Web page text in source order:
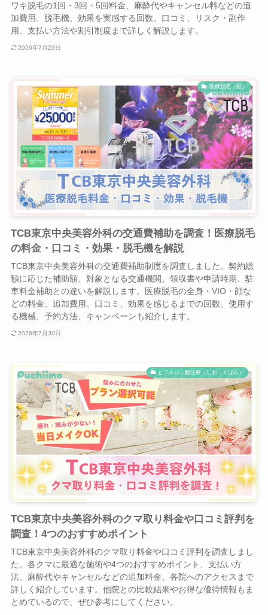
ワキ脱毛の1回・3回・5回料金、麻酔代やキャンセル料などの追
加費用、脱毛機、効果を実感する回数、口コミ、リスク・副作
用、支払い方法や割引制度まで詳しく解説します。
2026年7月23日
医療脱毛（顔）
TCB東京中央美容外科の交通費補助を調査！医療脱毛
の料金・口コミ・効果・脱毛機を解説
TCB東京中央美容外科の交通費補助制度を調査しました。契約総
額に応じた補助額、対象となる交通機関、領収書や申請時期、駐
車料金補助との違いを解説します。医療脱毛の全身・VIO・顔な
どの料金、追加費用、口コミ、効果を感じるまでの回数、使用す
る機械、予約方法、キャンペーンも紹介します。
2026年7月30日
ヒアルロン酸注射（しわ・くぼみ）
TCB東京中央美容外科のクマ取り料金や口コミ評判を
調査！4つのおすすめポイント
TCB東京中央美容外科のクマ取り料金や口コミ評判を調査しまし
た。各クマに最適な施術や4つのおすすめポイント、支払い方
法、麻酔代やキャンセルなどの追加料金、各院へのアクセスまで
詳しく紹介しています。他院との比較結果やお得な優待情報もま
とめているので、ぜひ参考にしてください。